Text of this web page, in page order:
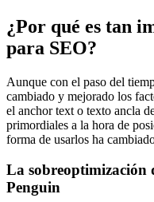
¿Por qué es tan
para SEO?
Aunque con el paso del
cambiado y mejorado los
el anchor text o texto ancla
primordiales a la hora de
forma de usarlos ha
La sobreoptimización
Penguin